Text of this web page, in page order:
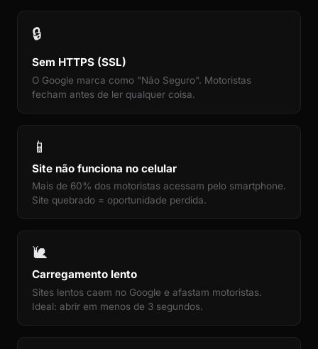
🔒
Sem HTTPS (SSL)
O Google marca como "Não Seguro". Motoristas
fecham antes de ler qualquer coisa.
📱
Site não funciona no celular
Mais de 60% dos motoristas acessam pelo smartphone.
Site quebrado = oportunidade perdida.
🐌
Carregamento lento
Sites lentos caem no Google e afastam motoristas.
Ideal: abrir em menos de 3 segundos.